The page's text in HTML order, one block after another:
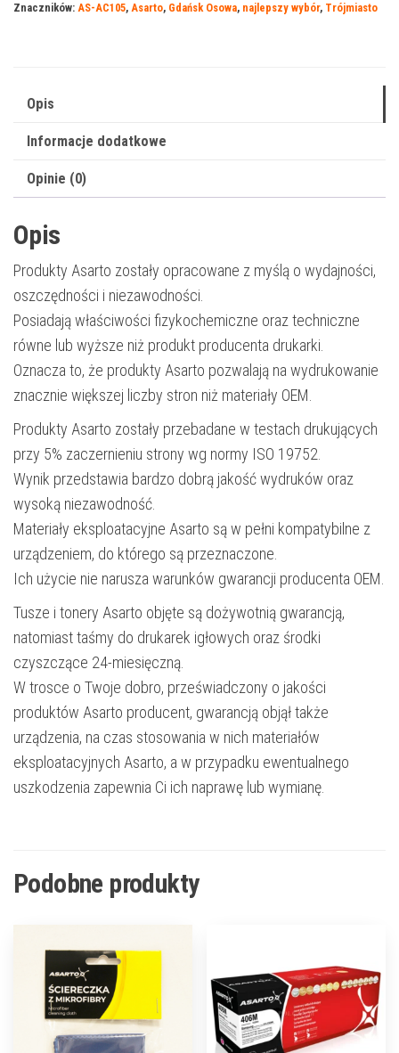
Znaczników: AS-AC105, Asarto, Gdańsk Osowa, najlepszy wybór, Trójmiasto
Opis
Informacje dodatkowe
Opinie (0)
Opis
Produkty Asarto zostały opracowane z myślą o wydajności,
oszczędności i niezawodności.
Posiadają właściwości fizykochemiczne oraz techniczne
równe lub wyższe niż produkt producenta drukarki.
Oznacza to, że produkty Asarto pozwalają na wydrukowanie
znacznie większej liczby stron niż materiały OEM.
Produkty Asarto zostały przebadane w testach drukujących
przy 5% zaczernieniu strony wg normy ISO 19752.
Wynik przedstawia bardzo dobrą jakość wydruków oraz
wysoką niezawodność.
Materiały eksploatacyjne Asarto są w pełni kompatybilne z
urządzeniem, do którego są przeznaczone.
Ich użycie nie narusza warunków gwarancji producenta OEM.
Tusze i tonery Asarto objęte są dożywotnią gwarancją,
natomiast taśmy do drukarek igłowych oraz środki
czyszczące 24-miesięczną.
W trosce o Twoje dobro, przeświadczony o jakości
produktów Asarto producent, gwarancją objął także
urządzenia, na czas stosowania w nich materiałów
eksploatacyjnych Asarto, a w przypadku ewentualnego
uszkodzenia zapewnia Ci ich naprawę lub wymianę.
Podobne produkty